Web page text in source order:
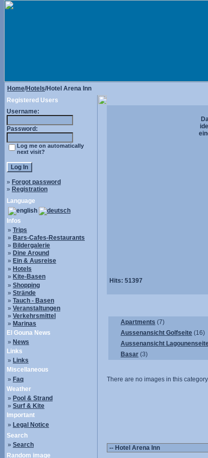
Home/Hotels/Hotel Arena Inn
Registered Users
Username:
Password:
Log me on automatically
next visit?
» Forgot password
» Registration
Language
Infos
» Trips
» Bars-Cafes-Restaurants
» Bildergalerie
» Dine Around
» Ein & Ausreise
» Hotels
» Kite-Basen
» Shopping
» Strände
» Tauch - Basen
» Veranstaltungen
» Verkehrsmittel
» Marinas
El Gouna News
» News
Links
» Links
Miscellaneous
» Faq
Weather
» Pool & Strand
» Surf & Kite
Important
» Legal Notice
Search
» Search
Random image
Hits: 51397
Apartments (7)
Aussenansicht Golfseite (16)
Aussenansicht
Basar (3)
There are no images in this